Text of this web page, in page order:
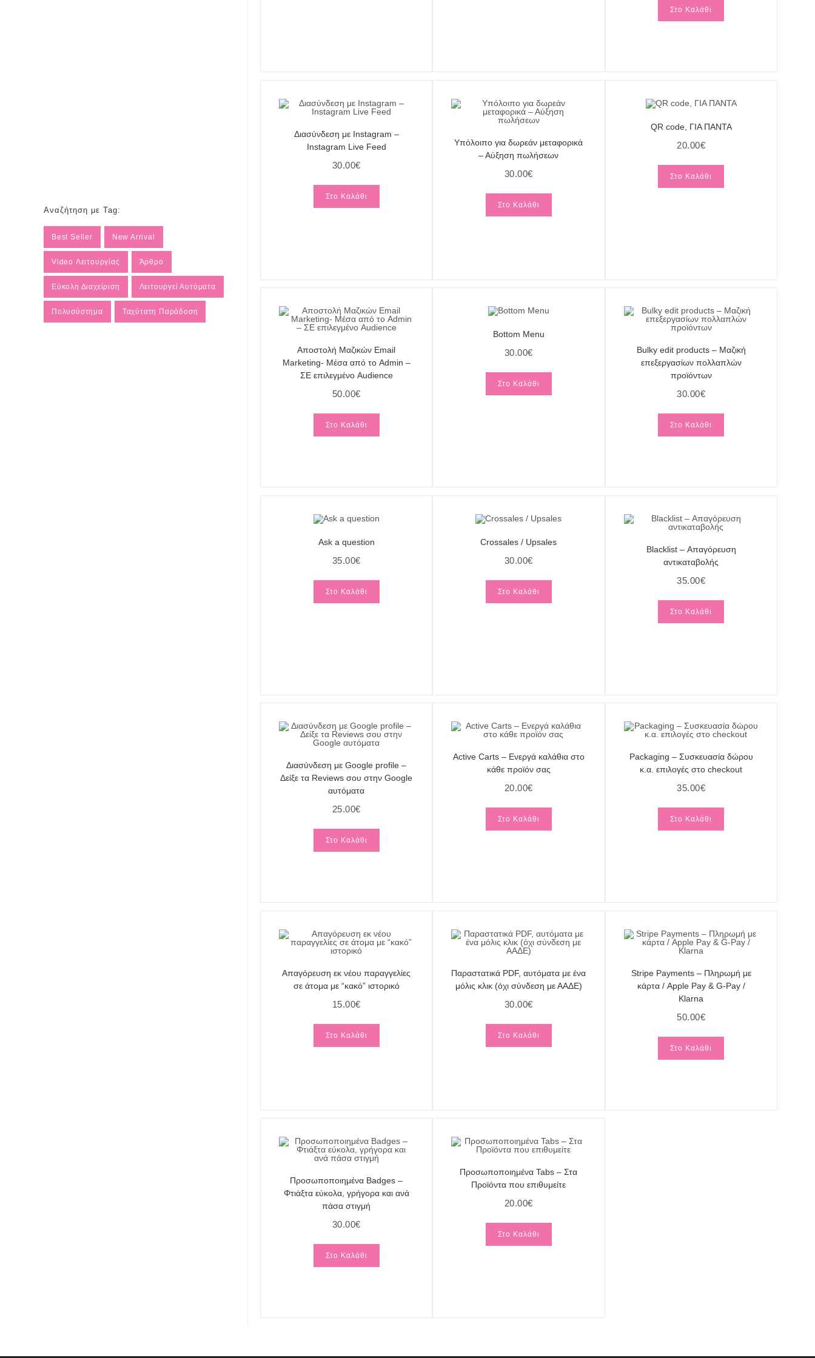
Στο Καλάθι
Διασύνδεση με Instagram –
Instagram Live Feed
30.00€
Στο Καλάθι
Υπόλοιπο για δωρεάν μεταφορικά
– Αύξηση πωλήσεων
30.00€
Στο Καλάθι
QR code, ΓΙΑ ΠΑΝΤΑ
20.00€
Στο Καλάθι
Αποστολή Μαζικών Email
Marketing- Μέσα από το Admin –
ΣΕ επιλεγμένο Audience
50.00€
Στο Καλάθι
Bottom Menu
30.00€
Στο Καλάθι
Bulky edit products – Μαζική
επεξεργασίων πολλαπλών
προϊόντων
30.00€
Στο Καλάθι
Ask a question
35.00€
Στο Καλάθι
Crossales / Upsales
30.00€
Στο Καλάθι
Blacklist – Απαγόρευση
αντικαταβολής
35.00€
Στο Καλάθι
Διασύνδεση με Google profile –
Δείξε τα Reviews σου στην Google
αυτόματα
25.00€
Στο Καλάθι
Active Carts – Ενεργά καλάθια στο
κάθε προϊόν σας
20.00€
Στο Καλάθι
Packaging – Συσκευασία δώρου
κ.α. επιλογές στο checkout
35.00€
Στο Καλάθι
Απαγόρευση εκ νέου παραγγελίες
σε άτομα με “κακό” ιστορικό
15.00€
Στο Καλάθι
Παραστατικά PDF, αυτόματα με ένα
μόλις κλικ (όχι σύνδεση με ΑΑΔΕ)
30.00€
Στο Καλάθι
Stripe Payments – Πληρωμή με
κάρτα / Apple Pay & G-Pay /
Klarna
50.00€
Στο Καλάθι
Προσωποποιημένα Badges –
Φτιάξτα εύκολα, γρήγορα και ανά
πάσα στιγμή
30.00€
Στο Καλάθι
Προσωποποιημένα Tabs – Στα
Προϊόντα που επιθυμείτε
20.00€
Στο Καλάθι
Αναζήτηση με Tag:
Best Seller New Arrival
Video Λειτουργίας Άρθρο
Εύκολη Διαχείριση Λειτουργεί Αυτόματα
Πολυσύστημα Ταχύτατη Παράδοση